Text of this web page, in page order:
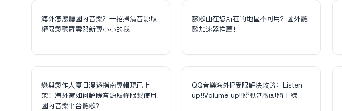
海外怎麼聽國內音樂？一招掃清音源版
權限制聽羅雲熙新專小小的我
該歌曲在您所在的地區不可用？國外聽
歌加速器推薦！
戀與製作人夏日漫遊指南專輯現已上
架！海外黨如何解除音源版權限制使用
國內音樂平台聽歌？
QQ音樂海外IP受限解決攻略：Listen
up!!Volume up!!聯動活動即將上線